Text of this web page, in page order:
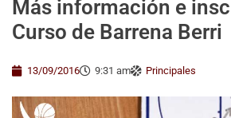
Más información e
Curso de Barrena Berri
13/09/2016 9:31 am Principales